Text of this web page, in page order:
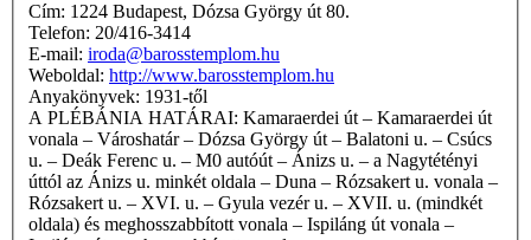
Cím: 1224 Budapest, Dózsa György út 80.
Telefon: 20/416-3414
E-mail: iroda@barosstemplom.hu
Weboldal: http://www.barosstemplom.hu
Anyakönyvek: 1931-től
A PLÉBÁNIA HATÁRAI: Kamaraerdei út – Kamaraerdei út
vonala – Városhatár – Dózsa György út – Balatoni u. – Csúcs
u. – Deák Ferenc u. – M0 autóút – Ánizs u. – a Nagytétényi
úttól az Ánizs u. minkét oldala – Duna – Rózsakert u. vonala –
Rózsakert u. – XVI. u. – Gyula vezér u. – XVII. u. (mindkét
oldala) és meghosszabbított vonala – Ispiláng út vonala –